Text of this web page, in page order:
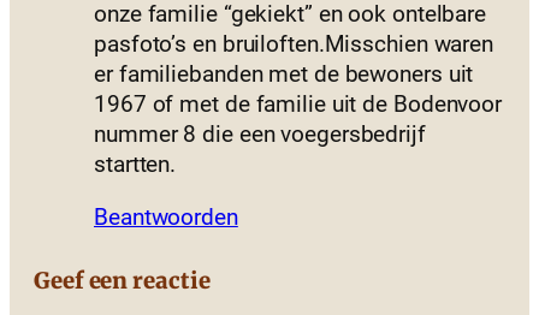
onze familie “gekiekt” en ook ontelbare
pasfoto’s en bruiloften.Misschien waren
er familiebanden met de bewoners uit
1967 of met de familie uit de Bodenvoor
nummer 8 die een voegersbedrijf
startten.
Beantwoorden
Geef een reactie